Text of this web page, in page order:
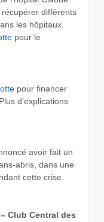
différents
les hôpitaux.
pour le
pour financer
d’explications
avoir fait un
abris, dans une
cette crise.
Club Central des